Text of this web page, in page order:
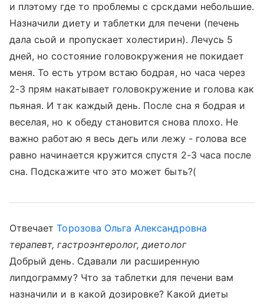
и плэтому где то проблемы с срскдами небольшие.
Назначили диету и таблетки для печени (печень
дала сьой и пропускает холестирин). Лечусь 5
дней, но состояние головокружения не покидает
меня. То есть утром встаю бодрая, но часа через
2-3 прям накатывает головокружение и голова как
пьяная. И так каждый день. После сна я бодрая и
веселая, но к обеду становится снова плохо. Не
важно работаю я весь дегь или лежу - голова все
равно начинается кружится спустя 2-3 часа после
сна. Подскажите что это может быть?(
ОтвечаетТорозова Ольга Александровна
терапевт, гастроэнтеролог, диетолог
Добрый день. Сдавали ли расширенную
липдограмму? Что за таблетки для печени вам
назначили и в какой дозировке? Какой диеты